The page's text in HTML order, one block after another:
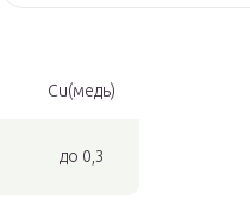
Cu(медь)
до 0,3